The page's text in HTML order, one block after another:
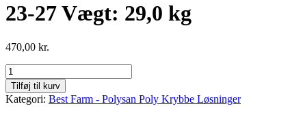
23-27 Vægt: 29,0 kg
470,00 kr.
23-
27
Vægt:
29,0
Tilføj til kurv
Kategori: Best Farm - Polysan Poly Krybbe Løsninger